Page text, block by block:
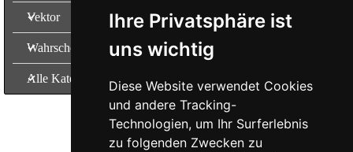
Ihre Privatsphäre ist
uns wichtig
Diese Website verwendet Cookies
und andere Tracking-
Technologien, um Ihr Surferlebnis
zu folgenden Zwecken zu
Vektor
Wahrscheinlichkeit
Alle Kategorien
Nachhilfe und Lernbetreuung
MSc.Claudia Degrassi |Über mich...